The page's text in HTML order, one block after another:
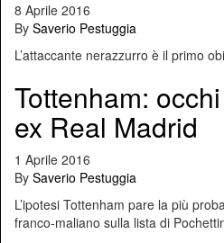
8 Aprile 2016
By Saverio Pestuggia
L’attaccante nerazzurro è il primo
Tottenham:
ex Real Madrid
1 Aprile 2016
By Saverio Pestuggia
L’ipotesi Tottenham pare la più
franco-maliano sulla lista di